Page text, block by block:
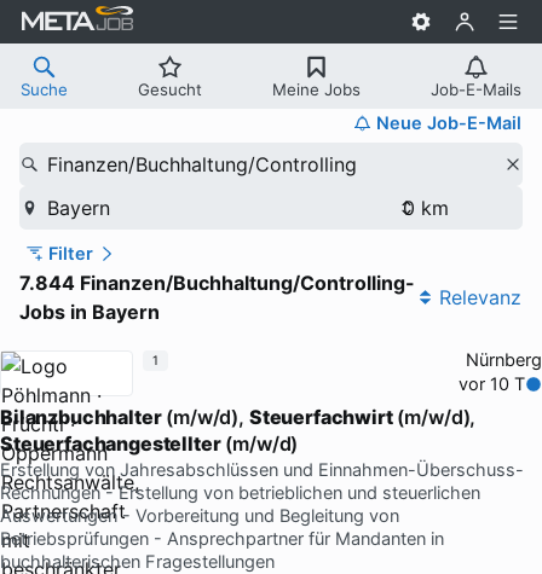
Suche Gesucht Meine Jobs Job-E-Mails
Neue Job-E-Mail
Finanzen/Buchhaltung/Controlling
Bayern
Filter
7.844 Finanzen/Buchhaltung/Controlling-
Jobs in Bayern
Relevanz
Nürnberg
vor 10 T
Bilanzbuchhalter(m/w/d), Steuerfachwirt(m/w/d),
Steuerfachangestellter(m/w/d)
Erstellung von Jahresabschlüssen und Einnahmen-Überschuss-
Rechnungen - Erstellung von betrieblichen und steuerlichen
Auswertungen - Vorbereitung und Begleitung von
Betriebsprüfungen - Ansprechpartner für Mandanten in
buchhalterischen Fragestellungen
1